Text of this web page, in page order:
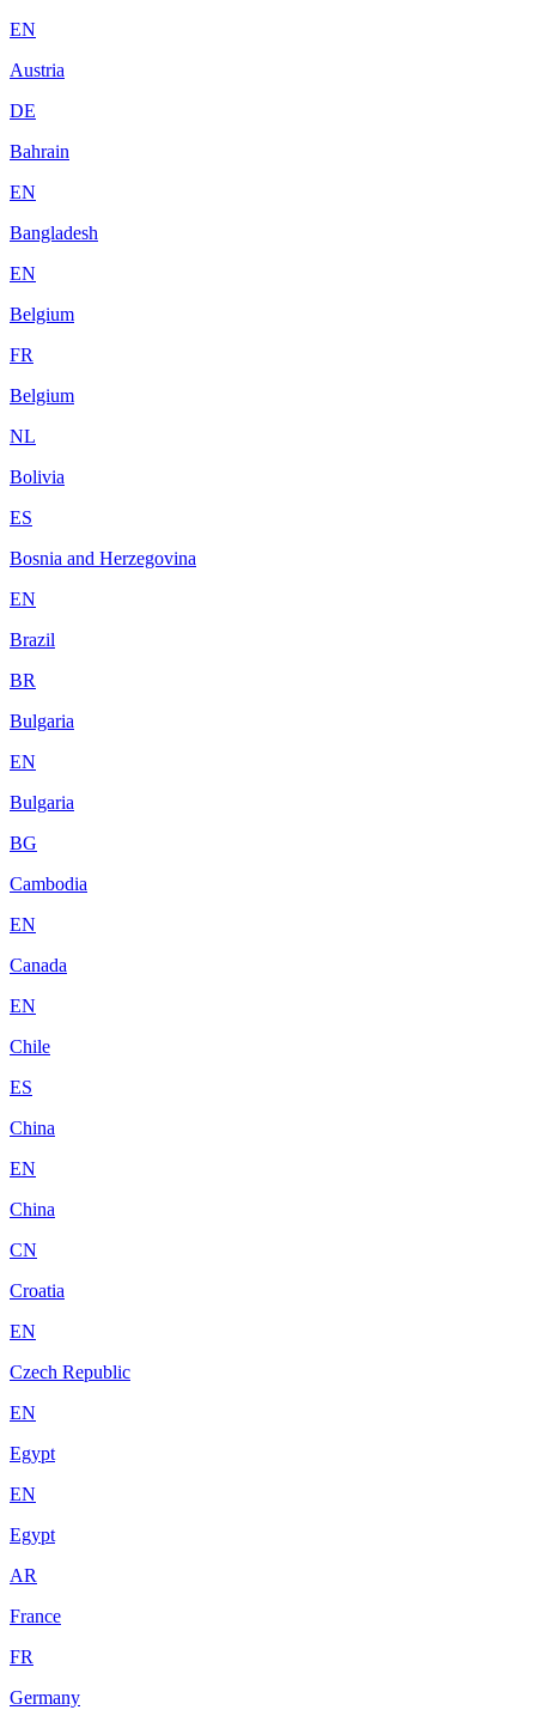
EN
Austria
DE
Bahrain
EN
Bangladesh
EN
Belgium
FR
Belgium
NL
Bolivia
ES
Bosnia and Herzegovina
EN
Brazil
BR
Bulgaria
EN
Bulgaria
BG
Cambodia
EN
Canada
EN
Chile
ES
China
EN
China
CN
Croatia
EN
Czech Republic
EN
Egypt
EN
Egypt
AR
France
FR
Germany